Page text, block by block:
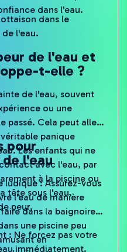
dans l'eau.
dans le
l'eau.
de l'eau et
t-elle ?
de l'eau, souvent
ou une
passé. Cela peut aller
panique
Les enfants qui ne
avec l'eau, par
à la piscine ou
tête sous l'eau,
peur.
pour
l'eau
ludique : Assurez-vous
l'eau de manière
dans la baignoire,
une piscine peu
en
: Ne forcez pas votre
immédiatement.